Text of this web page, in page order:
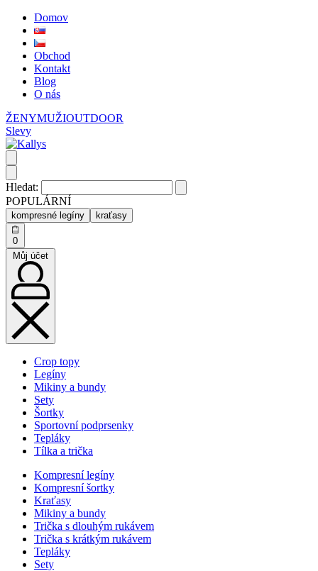
Domov
Obchod
Kontakt
Blog
O nás
ŽENYMUŽIOUTDOOR
Slevy
Hledat:
POPULÁRNÍ
kompresné legíny kraťasy
0
Můj účet
Crop topy
Legíny
Mikiny a bundy
Sety
Šortky
Sportovní podprsenky
Tepláky
Tílka a trička
Kompresní legíny
Kompresní šortky
Kraťasy
Mikiny a bundy
Trička s dlouhým rukávem
Trička s krátkým rukávem
Tepláky
Sety